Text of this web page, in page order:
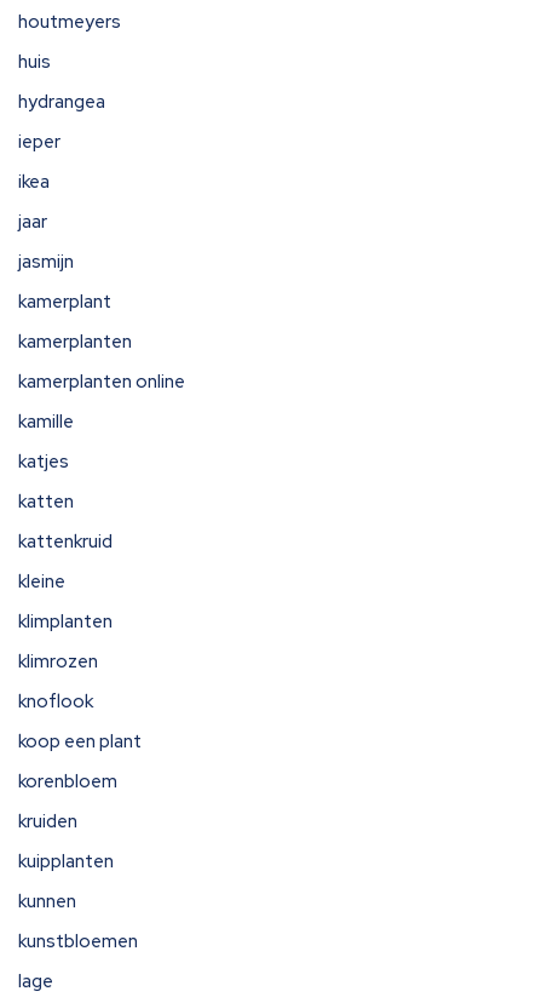
houtmeyers
huis
hydrangea
ieper
ikea
jaar
jasmijn
kamerplant
kamerplanten
kamerplanten online
kamille
katjes
katten
kattenkruid
kleine
klimplanten
klimrozen
knoflook
koop een plant
korenbloem
kruiden
kuipplanten
kunnen
kunstbloemen
lage